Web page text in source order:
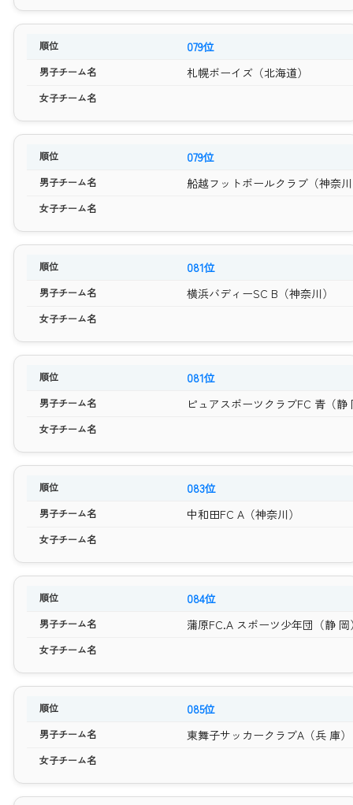
079位
札幌ボーイズ（北海道）
079位
船越フットボールクラブ（神奈
081位
横浜バディーSC B（神奈川）
081位
ピュアスポーツクラブFC 青（静
083位
中和田FC A（神奈川）
084位
蒲原FC.A スポーツ少年団（静 岡
085位
東舞子サッカークラブA（兵 庫）